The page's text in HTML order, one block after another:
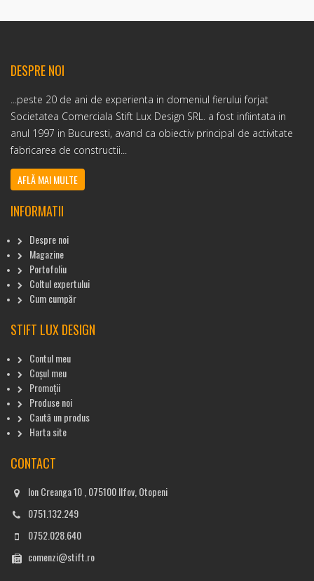
DESPRE NOI
...peste 20 de ani de experienta in domeniul fierului forjat
Societatea Comerciala Stift Lux Design SRL. a fost infiintata in
anul 1997 in Bucuresti, avand ca obiectiv principal de activitate
fabricarea de constructii...
AFLĂ MAI MULTE
INFORMATII
Despre noi
Magazine
Portofoliu
Coltul expertului
Cum cumpăr
STIFT LUX DESIGN
Contul meu
Coșul meu
Promoții
Produse noi
Caută un produs
Harta site
CONTACT
Ion Creanga 10 , 075100 Ilfov, Otopeni
0751.132.249
0752.028.640
comenzi@stift.ro